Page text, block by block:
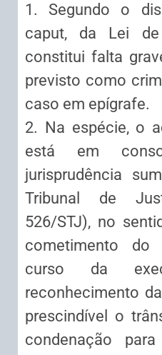
1. Segundo o
caput, da Lei de
constitui falta
previsto como
caso em epígrafe.
2. Na espécie, o
está em
jurisprudência
Tribunal de
526/STJ), no
cometimento
curso da
reconhecimento
prescindível o
condenação